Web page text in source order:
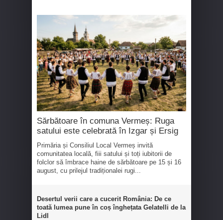
Sărbătoare în comuna Vermeș: Ruga
satului este celebrată în Izgar și Ersig
Primăria și Consiliul Local Vermeș invită
comunitatea locală, fiii satului și toți iubitorii de
folclor să îmbrace haine de sărbătoare pe 15 și 16
august, cu prilejul tradiționalei rugi...
Desertul verii care a cucerit România: De ce
toată lumea pune în coș înghețata Gelatelli de la
Lidl